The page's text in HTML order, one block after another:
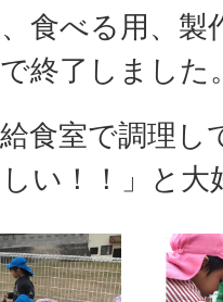
食べる用、製
終了しました
食室で調理し
い！！」と大